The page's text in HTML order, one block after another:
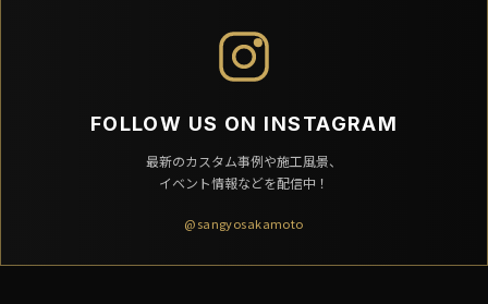
FOLLOW US ON INSTAGRAM
最新のカスタム事例や施工風景、
イベント情報などを配信中！
@sangyosakamoto